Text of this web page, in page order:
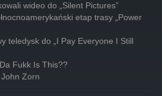
wideo do „Silent Pictures”
etap trasy „Power
teledysk do „I Pay Everyone I Still
Fukk Is This??
Zorn